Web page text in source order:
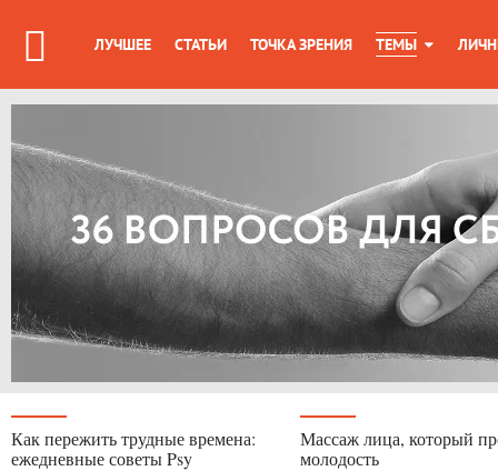
ЛУЧШЕЕ СТАТЬИ ТОЧКА ЗРЕНИЯ ТЕМЫ
Как пережить трудные времена:
ежедневные советы Psy
Массаж лица, который
молодость